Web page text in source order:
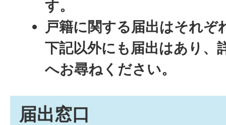
す。
戸籍に関する届出はそれぞ
下記以外にも届出はあり、
へお尋ねください。
届出窓口